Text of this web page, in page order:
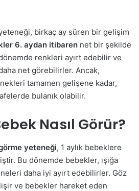
birkaç ay süren bir gelişim
6. aydan itibaren net bir şekilde
renkleri ayırt edebilir ve
net görebilirler. Ancak,
tamamen gelişene kadar,
bulanık olabilir.
Nasıl Görür?
yeteneği, 1 aylık bebeklere
Bu dönemde bebekler, ışığa
daha iyi ayırt edebilirler. Göz
ve bebekler hareket eden